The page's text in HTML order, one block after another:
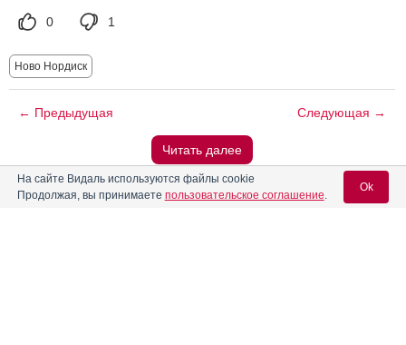
0 1
Ново Нордиск
← Предыдущая Следующая →
Читать далее
Вас может заинтересовать
На сайте Видаль используются файлы cookie
Продолжая, вы принимаете пользовательское соглашение.
Ok